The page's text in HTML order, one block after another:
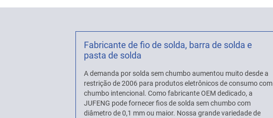
Fabricante de fio de solda, barra de solda e
pasta de solda
A demanda por solda sem chumbo aumentou muito desde a
restrição de 2006 para produtos eletrônicos de consumo com
chumbo intencional. Como fabricante OEM dedicado, a
JUFENG pode fornecer fios de solda sem chumbo com
diâmetro de 0,1 mm ou maior. Nossa grande variedade de